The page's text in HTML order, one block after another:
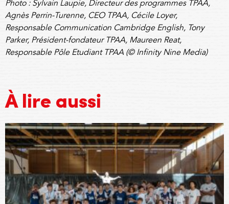
Photo : Sylvain Laupie, Directeur des programmes TPAA,
Agnès Perrin-Turenne, CEO TPAA, Cécile Loyer,
Responsable Communication Cambridge English, Tony
Parker, Président-fondateur TPAA, Maureen Reat,
Responsable Pôle Etudiant TPAA (© Infinity Nine Media)
À lire aussi